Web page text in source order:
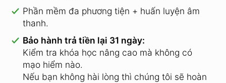
Phần mềm đa phương tiện + huấn luyện âm
thanh.
Bảo hành trả tiền lại 31 ngày:
Kiểm tra khóa học nâng cao mà không có
mạo hiểm nào.
Nếu bạn không hài lòng thì chúng tôi sẽ hoàn